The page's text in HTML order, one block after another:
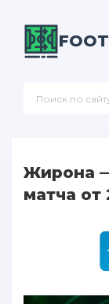
FOOT
Жирона
матча от